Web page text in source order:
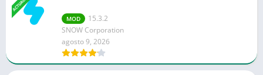
MOD
15.3.2
SNOW Corporation
agosto 9, 2026